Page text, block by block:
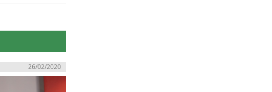
26/02/2020